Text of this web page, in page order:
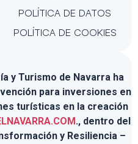
POLÍTICA DE DATOS
POLÍTICA DE COOKIES
y Turismo de Navarra ha
para inversiones en
turísticas en la creación
., dentro del
y Resiliencia –